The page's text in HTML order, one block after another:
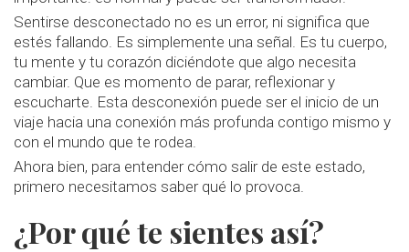
Sentirse desconectado no es un error, ni significa que
estés fallando. Es simplemente una señal. Es tu cuerpo,
tu mente y tu corazón diciéndote que algo necesita
cambiar. Que es momento de parar, reflexionar y
escucharte. Esta desconexión puede ser el inicio de un
viaje hacia una conexión más profunda contigo mismo y
con el mundo que te rodea.
Ahora bien, para entender cómo salir de este estado,
primero necesitamos saber qué lo provoca.
¿Por qué te sientes así?